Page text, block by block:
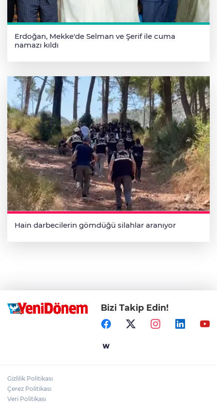
Erdoğan, Mekke'de Selman ve Şerif ile cuma
namazı kıldı
Hain darbecilerin gömdüğü silahlar aranıyor
Bizi Takip Edin!
Gizlilik Politikası
Çerez Politikası
Veri Politikası